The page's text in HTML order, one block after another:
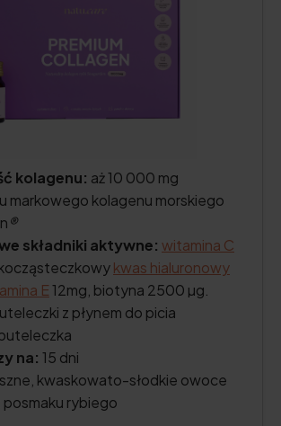
kolagenu: aż 10 000 mg
markowego kolagenu morskiego
®
składniki aktywne: witamina C
kwas hialuronowy
E12mg, biotyna 2500 µg.
z płynem do picia
na: 15 dni
kwaskowato-słodkie owoce
posmaku rybiego